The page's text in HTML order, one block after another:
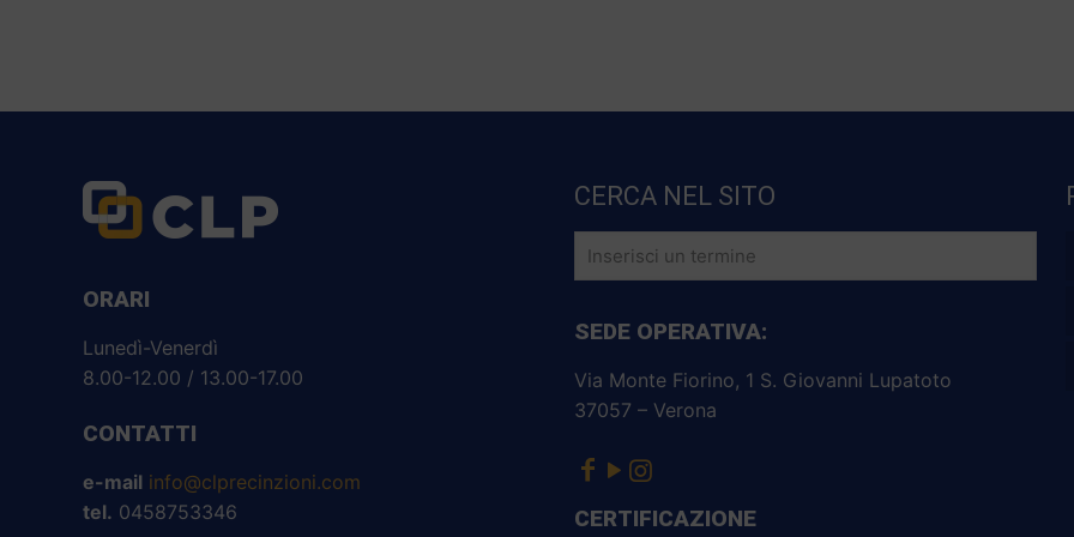
ORARI
Lunedì-Venerdì
8.00-12.00 / 13.00-17.00
CONTATTI
e-mail info@clprecinzioni.com
tel. 0458753346
CERCA NEL SITO
SEDE OPERATIVA:
Via Monte Fiorino, 1 S. Giovanni Lupatoto
37057 – Verona
CERTIFICAZIONE